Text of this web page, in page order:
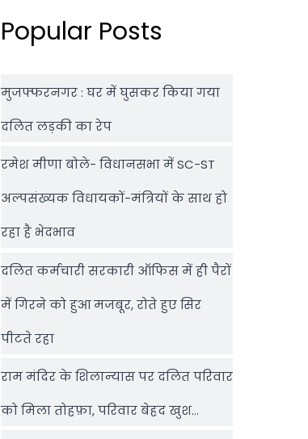
Popular Posts
मुजफ्फरनगर : घर में घुसकर किया गया
दलित लड़की का रेप
रमेश मीणा बोले- विधानसभा में SC-ST
अल्पसंख्यक विधायकों-मंत्रियों के साथ हो
रहा है भेदभाव
दलित कर्मचारी सरकारी ऑफ‍िस में ही पैरों
में गिरने को हुआ मजबूर, रोते हुए सिर
पीटते रहा
राम मंदिर के शिलान्‍यास पर दलित परिवार
को मिला तोहफ़ा, परिवार बेहद खुश…